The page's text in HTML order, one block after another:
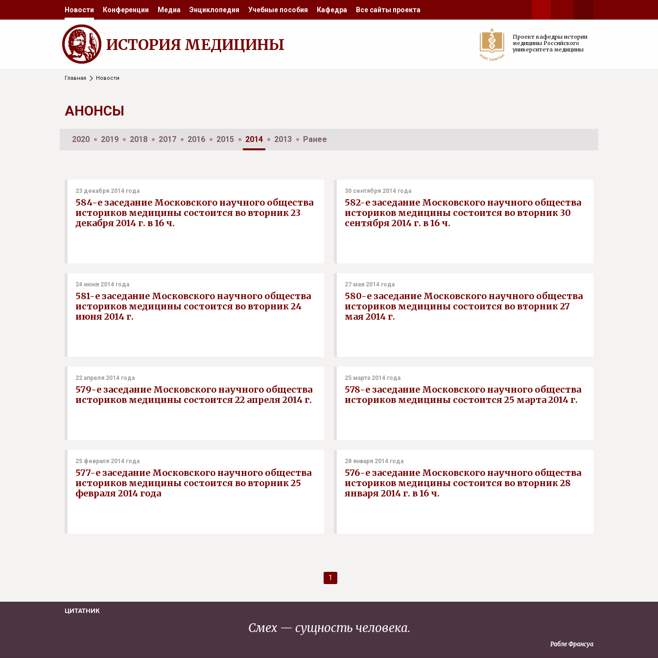
Новости Конференции Медиа Энциклопедия Учебные пособия Кафедра Все сайты проекта
ИСТОРИЯ МЕДИЦИНЫ
Проект кафедры истории
медицины Российского
университета медицины
Главная Новости
АНОНСЫ
2020 2019 2018 2017 2016 2015 2014 2013 Ранее
23 декабря 2014 года
584-е заседание Московского научного общества
историков медицины состоится во вторник 23
декабря 2014 г. в 16 ч.
30 сентября 2014 года
582-е заседание Московского научного общества
историков медицины состоится во вторник 30
сентября 2014 г. в 16 ч.
24 июня 2014 года
581-е заседание Московского научного общества
историков медицины состоится во вторник 24
июня 2014 г.
27 мая 2014 года
580-е заседание Московского научного общества
историков медицины состоится во вторник 27
мая 2014 г.
22 апреля 2014 года
579-е заседание Московского научного общества
историков медицины состоится 22 апреля 2014 г.
25 марта 2014 года
578-е заседание Московского научного общества
историков медицины состоится 25 марта 2014 г.
25 февраля 2014 года
577-е заседание Московского научного общества
историков медицины состоится во вторник 25
февраля 2014 года
28 января 2014 года
576-е заседание Московского научного общества
историков медицины состоится во вторник 28
января 2014 г. в 16 ч.
1
ЦИТАТНИК
Смех — сущность человека.
Рабле Франсуа